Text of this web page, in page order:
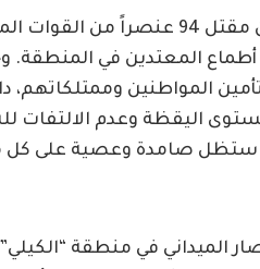
​وكشف البيان عن مقتل 94
المعتدين في المنطقة.
المواطنين
اليقظة وعدم الالتفات
ستظل صامدة وعصية على كل
الميداني في منطقة